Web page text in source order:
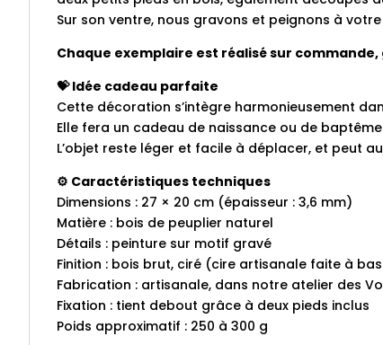
Sur son ventre, nous gravons et peignons à
Chaque exemplaire est réalisé sur
💝 Idée cadeau parfaite
Cette décoration s’intègre harmonieusement
Elle fera un cadeau de naissance ou de
L’objet reste léger et facile à déplacer, et peut
⚙️ Caractéristiques techniques
Dimensions : 27 × 20 cm (épaisseur : 3,6 mm)
Matière : bois de peuplier naturel
Détails : peinture sur motif gravé
Finition : bois brut, ciré (cire artisanale faite à
Fabrication : artisanale, dans notre atelier des
Fixation : tient debout grâce à deux pieds inclus
Poids approximatif : 250 à 300 g